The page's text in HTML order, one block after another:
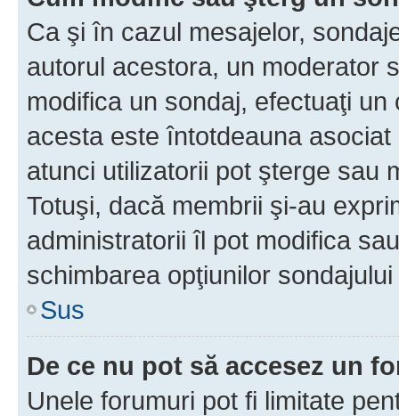
Ca şi în cazul mesajelor,
autorul acestora, un moderator
modifica un sondaj, efectuaţi
acesta este întotdeauna
atunci utilizatorii pot şterge sau
Totuşi, dacă membrii şi-au
administratorii îl pot modifica
schimbarea opţiunilor
Sus
De ce nu pot să accesez un
Unele forumuri pot fi limitate